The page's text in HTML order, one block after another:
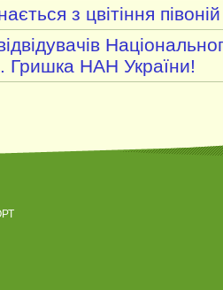
з цвітіння півоній
Гришка НАН України!